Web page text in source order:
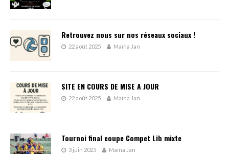
Retrouvez nous sur nos réseaux sociaux !
22 août 2025 Maïna Jan
SITE EN COURS DE MISE A JOUR
22 août 2025 Maïna Jan
Tournoi final coupe Compet Lib mixte
3 juin 2025 Maïna Jan